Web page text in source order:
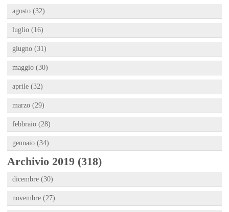
agosto (32)
luglio (16)
giugno (31)
maggio (30)
aprile (32)
marzo (29)
febbraio (28)
gennaio (34)
Archivio 2019 (318)
dicembre (30)
novembre (27)